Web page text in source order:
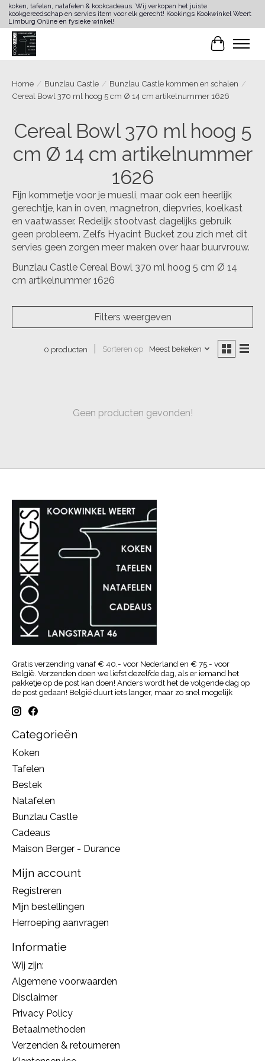
koken, tafelen, natafelen & kookcadeaus. Wij verkopen het juiste
kookgereedschap en servies item voor elk gerecht! Kookings Kookwinkel Weert
Limburg Online en fysieke winkel!
Home / Bunzlau Castle / Bunzlau Castle kommen en schalen /
Cereal Bowl 370 ml hoog 5 cm Ø 14 cm artikelnummer 1626
Cereal Bowl 370 ml hoog 5
cm Ø 14 cm artikelnummer
1626
Fijn kommetje voor je muesli, maar ook een heerlijk
gerechtje, kan in oven, magnetron, diepvries, koelkast
en vaatwasser. Redelijk stootvast dagelijks gebruik
geen probleem. Zelfs Hyacint Bucket zou zich met dit
servies geen zorgen meer maken over haar buurvrouw.
Bunzlau Castle Cereal Bowl 370 ml hoog 5 cm Ø 14
cm artikelnummer 1626
Filters weergeven
0 producten Sorteren op Meest bekeken
Geen producten gevonden!
Gratis verzending vanaf € 40.- voor Nederland en € 75.- voor
België. Verzenden doen we liefst dezelfde dag, als er iemand het
pakketje op de post kan doen! Anders wordt het de volgende dag op
de post gedaan! België duurt iets langer, maar zo snel mogelijk
Categorieën
Koken
Tafelen
Bestek
Natafelen
Bunzlau Castle
Cadeaus
Maison Berger - Durance
Mijn account
Registreren
Mijn bestellingen
Herroeping aanvragen
Informatie
Wij zijn:
Algemene voorwaarden
Disclaimer
Privacy Policy
Betaalmethoden
Verzenden & retourneren